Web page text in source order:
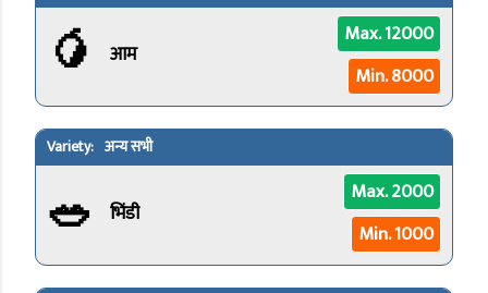
🥭 आम
Max. 12000
Min. 8000
अन्य सभी
🥗 भिंडी
Max. 2000
Min. 1000